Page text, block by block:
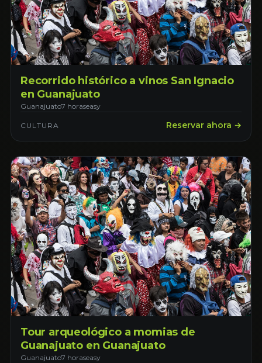
Recorrido histórico a vinos San Ignacio
en Guanajuato
Guanajuato7 horaseasy
CULTURA Reservar ahora →
Tour arqueológico a momias de
Guanajuato en Guanajuato
Guanajuato7 horaseasy